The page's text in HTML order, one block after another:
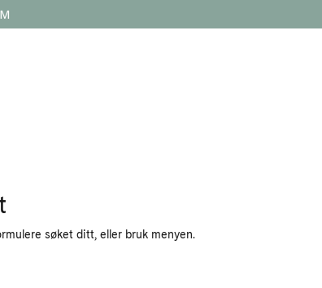
søket ditt, eller bruk menyen.